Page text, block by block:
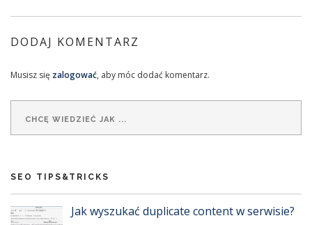
DODAJ KOMENTARZ
Musisz się zalogować, aby móc dodać komentarz.
SEO TIPS&TRICKS
Jak wyszukać duplicate content w serwisie?